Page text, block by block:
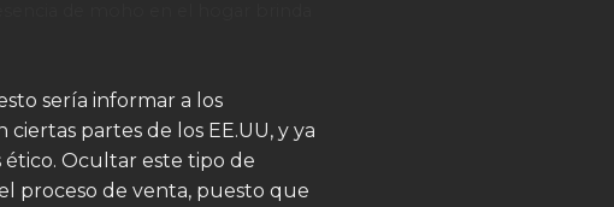
sería informar a los
partes de los EE.UU, y ya
Ocultar este tipo de
proceso de venta, puesto que